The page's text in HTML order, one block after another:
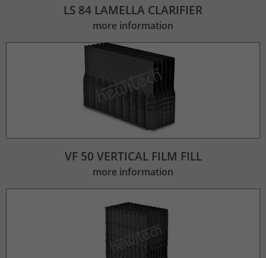
LS 84 LAMELLA CLARIFIER
more information
VF 50 VERTICAL FILM FILL
more information